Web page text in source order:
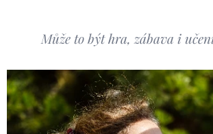
Může to být hra, zábava i